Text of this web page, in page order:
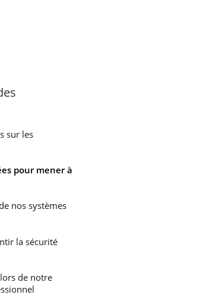
sur les
pour mener à
nos systèmes
la sécurité
de notre